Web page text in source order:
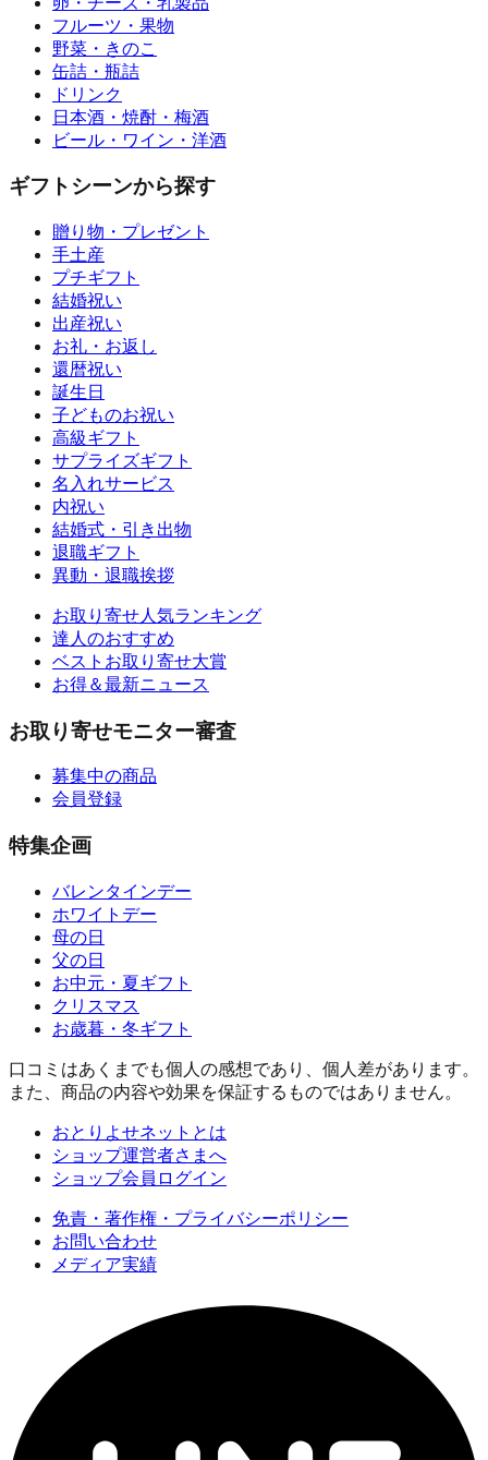
フルーツ・果物
野菜・きのこ
缶詰・瓶詰
ドリンク
日本酒・焼酎・梅酒
ビール・ワイン・洋酒
ギフトシーンから探す
贈り物・プレゼント
手土産
プチギフト
結婚祝い
出産祝い
お礼・お返し
還暦祝い
誕生日
子どものお祝い
高級ギフト
サプライズギフト
名入れサービス
内祝い
結婚式・引き出物
退職ギフト
異動・退職挨拶
お取り寄せ人気ランキング
達人のおすすめ
ベストお取り寄せ大賞
お得＆最新ニュース
お取り寄せモニター審査
募集中の商品
会員登録
特集企画
バレンタインデー
ホワイトデー
母の日
父の日
お中元・夏ギフト
クリスマス
お歳暮・冬ギフト
口コミはあくまでも個人の感想であり、個人差があります。
また、商品の内容や効果を保証するものではありません。
おとりよせネットとは
ショップ運営者さまへ
ショップ会員ログイン
免責・著作権・プライバシーポリシー
お問い合わせ
メディア実績